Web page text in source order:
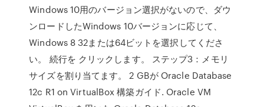
Windows 10用のバージョン選択がないので、ダウ
ンロードしたWindows 10バージョンに応じて、
Windows 8 32または64ビットを選択してくださ
い。 続行を クリックします。 ステップ3：メモリ
サイズを割り当てます。 2 GBが Oracle Database
12c R1 on VirtualBox 構築ガイド. Oracle VM